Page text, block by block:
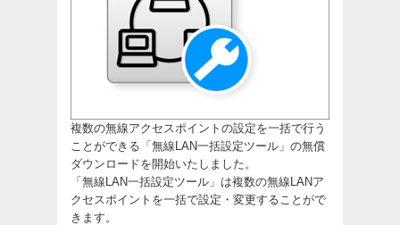
複数の無線アクセスポイントの設定を一括で行う
ことができる「無線LAN一括設定ツール」の無償
ダウンロードを開始いたしました。
「無線LAN一括設定ツール」は複数の無線LANア
クセスポイントを一括で設定・変更することがで
きます。